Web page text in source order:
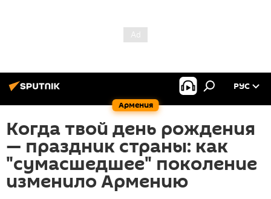
Армения
РУС
Когда твой день рождения
— праздник страны: как
"сумасшедшее" поколение
изменило Армению